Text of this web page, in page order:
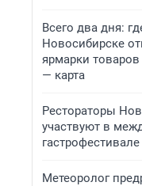
Всего два дня:
Новосибирске
ярмарки
— карта
Рестораторы
участвуют в
гастрофестивале
Метеоролог